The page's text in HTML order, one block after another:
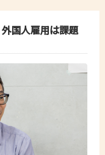
国人雇用は課題